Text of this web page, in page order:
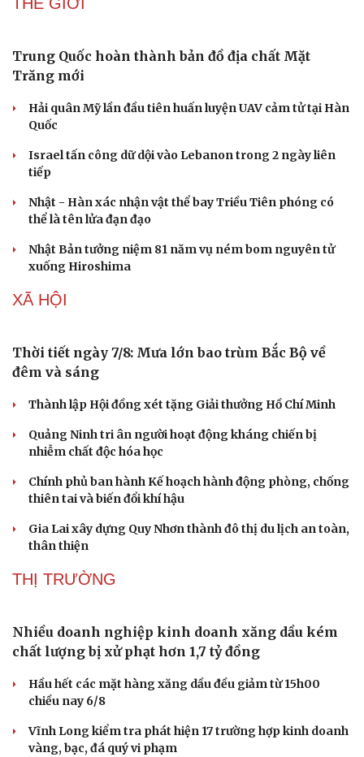
Thông tin doanh nghiệp
Doanh nghiệp 24h
Doanh nhân
Vì cộng đồng
Sành điệu
Trải nghiệm
Trung Quốc hoàn thành bản đồ địa chất Mặt
Trăng mới
Hải quân Mỹ lần đầu tiên huấn luyện UAV cảm tử tại Hàn
Quốc
Israel tấn công dữ dội vào Lebanon trong 2 ngày liên
tiếp
Nhật - Hàn xác nhận vật thể bay Triều Tiên phóng có
thể là tên lửa đạn đạo
Nhật Bản tưởng niệm 81 năm vụ ném bom nguyên tử
xuống Hiroshima
XÃ HỘI
Thời tiết ngày 7/8: Mưa lớn bao trùm Bắc Bộ về
đêm và sáng
Thành lập Hội đồng xét tặng Giải thưởng Hồ Chí Minh
Quảng Ninh tri ân người hoạt động kháng chiến bị
nhiễm chất độc hóa học
Chính phủ ban hành Kế hoạch hành động phòng, chống
thiên tai và biến đổi khí hậu
Gia Lai xây dựng Quy Nhơn thành đô thị du lịch an toàn,
thân thiện
THỊ TRƯỜNG
Nhiều doanh nghiệp kinh doanh xăng dầu kém
chất lượng bị xử phạt hơn 1,7 tỷ đồng
Hầu hết các mặt hàng xăng dầu đều giảm từ 15h00
chiều nay 6/8
Vĩnh Long kiểm tra phát hiện 17 trường hợp kinh doanh
vàng, bạc, đá quý vi phạm